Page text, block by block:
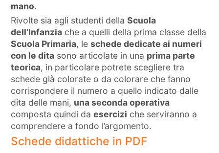
mano.
Rivolte sia agli studenti dellaScuola
dell’Infanzia che a quelli della prima classe della
Scuola Primaria, leschede dedicate ai numeri
con le dita sono articolate in una prima parte
teorica, in particolare potrete scegliere tra
schede già colorate o da colorare che fanno
corrispondere il numero a quello indicato dalle
dita delle mani, una seconda operativa
composta quindi daesercizi che serviranno a
comprendere a fondo l’argomento.
Schede didattiche in PDF